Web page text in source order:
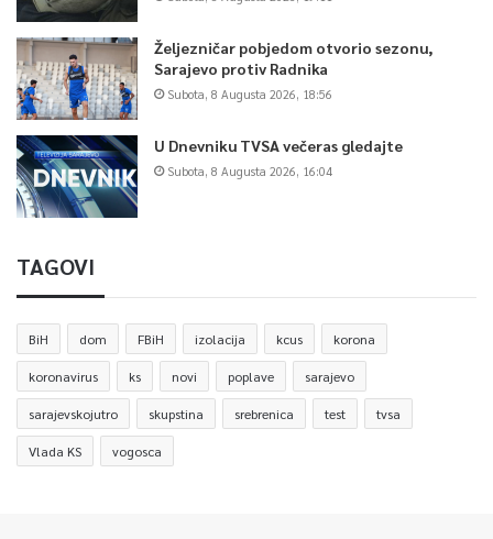
Željezničar pobjedom otvorio sezonu,
Sarajevo protiv Radnika
Subota, 8 Augusta 2026, 18:56
U Dnevniku TVSA večeras gledajte
Subota, 8 Augusta 2026, 16:04
TAGOVI
BiH dom FBiH izolacija kcus korona
koronavirus ks novi poplave sarajevo
sarajevskojutro skupstina srebrenica test tvsa
Vlada KS vogosca